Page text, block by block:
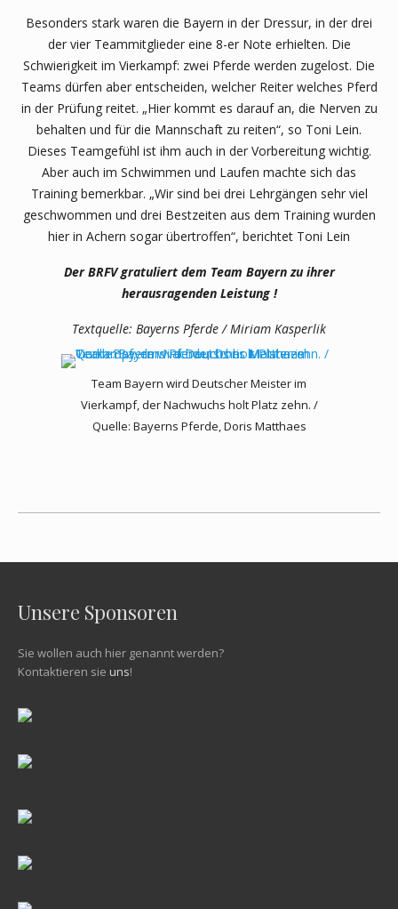
Besonders stark waren die Bayern in der Dressur, in der drei
der vier Teammitglieder eine 8-er Note erhielten. Die
Schwierigkeit im Vierkampf: zwei Pferde werden zugelost. Die
Teams dürfen aber entscheiden, welcher Reiter welches Pferd
in der Prüfung reitet. „Hier kommt es darauf an, die Nerven zu
behalten und für die Mannschaft zu reiten“, so Toni Lein.
Dieses Teamgefühl ist ihm auch in der Vorbereitung wichtig.
Aber auch im Schwimmen und Laufen machte sich das
Training bemerkbar. „Wir sind bei drei Lehrgängen sehr viel
geschwommen und drei Bestzeiten aus dem Training wurden
hier in Achern sogar übertroffen“, berichtet Toni Lein
Der BRFV gratuliert dem Team Bayern zu ihrer
herausragenden Leistung !
Textquelle: Bayerns Pferde / Miriam Kasperlik
Team Bayern wird Deutscher Meister im
Vierkampf, der Nachwuchs holt Platz zehn. /
Quelle: Bayerns Pferde, Doris Matthaes
Unsere Sponsoren
Sie wollen auch hier genannt werden?
Kontaktieren sie uns!